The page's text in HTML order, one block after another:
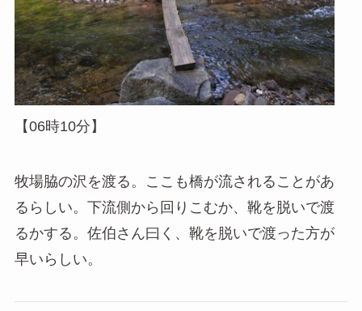
【06時10分】
牧場脇の沢を渡る。ここも橋が流されることがあ
るらしい。下流側から回りこむか、靴を脱いで渡
るかする。佐伯さん曰く、靴を脱いで渡った方が
早いらしい。